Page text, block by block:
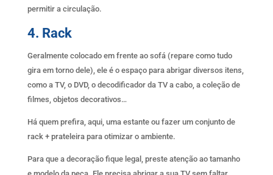
permitir a circulação.
4. Rack
Geralmente colocado em frente ao sofá (repare como tudo
gira em torno dele), ele é o espaço para abrigar diversos itens,
como a TV, o DVD, o decodificador da TV a cabo, a coleção de
filmes, objetos decorativos…
Há quem prefira, aqui, uma estante ou fazer um conjunto de
rack + prateleira para otimizar o ambiente.
Para que a decoração fique legal, preste atenção ao tamanho